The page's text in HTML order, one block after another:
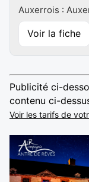
Auxerrois :
Voir la fiche
Publicité ci-
contenu ci-
Voir les tarifs de